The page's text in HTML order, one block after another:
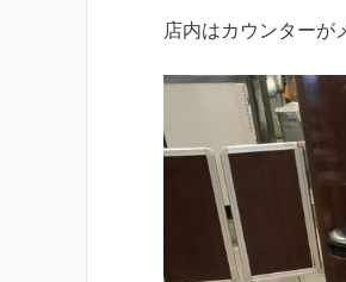
店内はカウンターが